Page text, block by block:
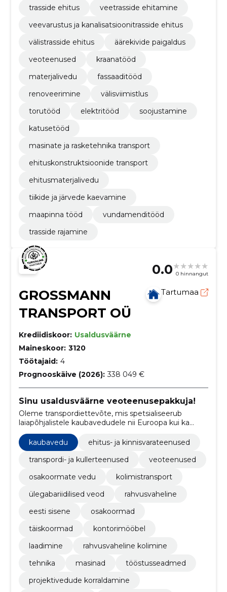
trasside ehitus
veetrasside ehitamine
veevarustus ja kanalisatsioonitrasside ehitus
välistrasside ehitus
äärekivide paigaldus
veoteenused
kraanatööd
materjalivedu
fassaaditööd
renoveerimine
välisviimistlus
torutööd
elektritööd
soojustamine
katusetööd
masinate ja rasketehnika transport
ehituskonstruktsioonide transport
ehitusmaterjalivedu
tiikide ja järvede kaevamine
maapinna tööd
vundamenditööd
trasside rajamine
0.0 0 hinnangut
GROSSMANN
TRANSPORT OÜ
Tartumaa
Krediidiskoor: Usaldusväärne
Maineskoor: 3120
Töötajaid: 4
Prognooskäive (2026): 338 049 €
Sinu usaldusväärne veoteenusepakkuja!
Oleme transpordiettevõte, mis spetsialiseerub
laiapõhjalistele kaubavedudele nii Euroopa kui ka
rahvusvahelisel tasandil.
kaubavedu
ehitus- ja kinnisvarateenused
transpordi- ja kullerteenused
veoteenused
osakoormate vedu
kolimistransport
ülegabariidilised veod
rahvusvaheline
eesti sisene
osakoormad
täiskoormad
kontorimööbel
laadimine
rahvusvaheline kolimine
tehnika
masinad
tööstusseadmed
projektivedude korraldamine